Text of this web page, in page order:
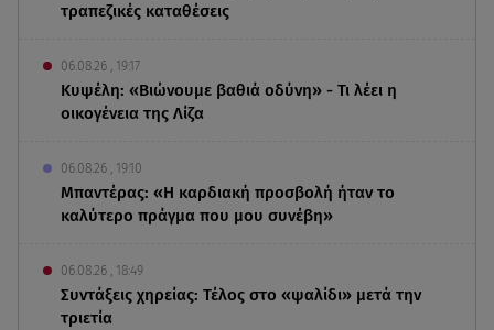
τραπεζικές καταθέσεις
06.08.26 , 19:17
Κυψέλη: «Βιώνουμε βαθιά οδύνη» - Τι λέει η
οικογένεια της Λίζα
06.08.26 , 19:10
Μπαντέρας: «Η καρδιακή προσβολή ήταν το
καλύτερο πράγμα που μου συνέβη»
06.08.26 , 18:49
Συντάξεις χηρείας: Τέλος στο «ψαλίδι» μετά την
τριετία